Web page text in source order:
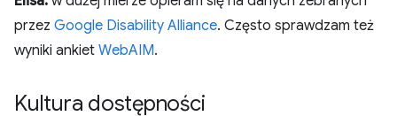
przez Google Disability Alliance. Często sprawdzam też
wyniki ankiet WebAIM.
Kultura dostępności